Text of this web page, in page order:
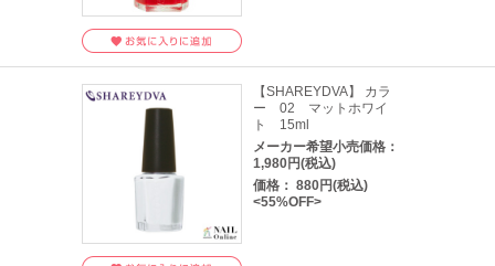
【SHAREYDVA】 カラ
ー 02 マットホワイ
ト 15ml
メーカー希望小売価格：
1,980円(税込)
価格： 880円(税込)
<55%OFF>